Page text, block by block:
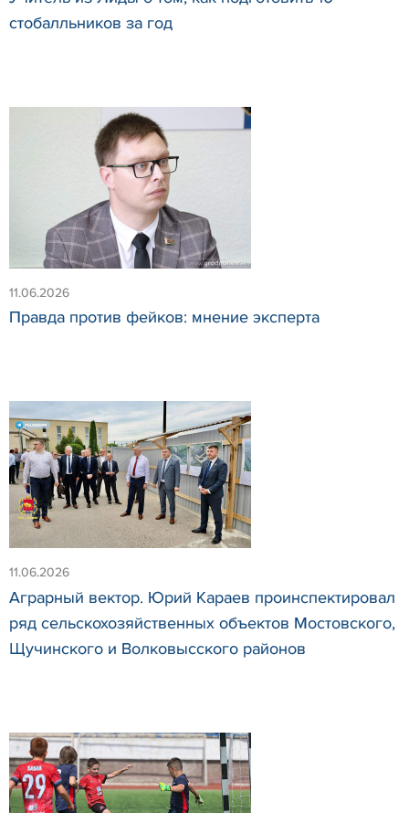
стобалльников за год
11.06.2026
Правда против фейков: мнение эксперта
11.06.2026
Аграрный вектор. Юрий Караев проинспектировал
ряд сельскохозяйственных объектов Мостовского,
Щучинского и Волковысского районов